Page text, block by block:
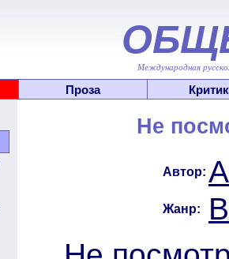
Международная
Проза
Не
Автор:
Жанр: